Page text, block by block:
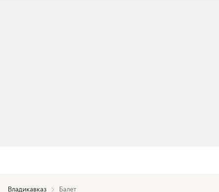
Владикавказ Балет